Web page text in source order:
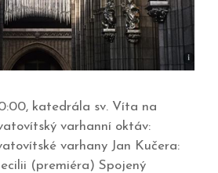
katedrála sv. Víta na
varhanní oktáv:
varhany Jan Kučera:
(premiéra) Spojený